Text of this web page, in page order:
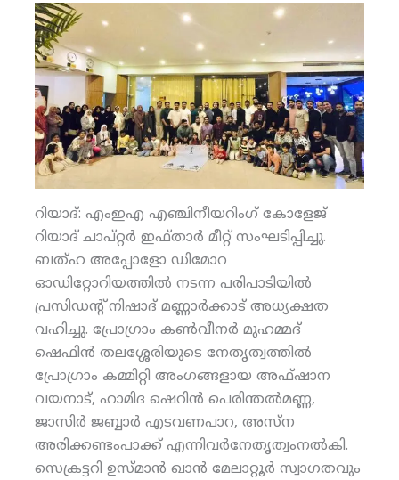
റിയാദ്: എംഇഎ എഞ്ചിനീയറിംഗ് കോളേജ്
റിയാദ് ചാപ്റ്റര്‍ ഇഫ്താര്‍ മീറ്റ് സംഘടിപ്പിച്ചു.
ബത്ഹ അപ്പോളോ ഡിമോറ
ഓഡിറ്റോറിയത്തില്‍ നടന്ന പരിപാടിയില്‍
പ്രസിഡന്റ് നിഷാദ് മണ്ണാര്‍ക്കാട് അധ്യക്ഷത
വഹിച്ചു. പ്രോഗ്രാം കണ്‍വീനര്‍ മുഹമ്മദ്
ഷെഫിന്‍ തലശ്ശേരിയുടെ നേതൃത്വത്തില്‍
പ്രോഗ്രാം കമ്മിറ്റി അംഗങ്ങളായ അഫ്ഷാന
വയനാട്, ഹാമിദ ഷെറിന്‍ പെരിന്തല്‍മണ്ണ,
ജാസിര്‍ ജബ്ബാര്‍ എടവണപാറ, അസ്‌ന
അരിക്കണ്ടംപാക്ക് എന്നിവര്‍നേതൃത്വംനല്‍കി.
സെക്രട്ടറി ഉസ്മാന്‍ ഖാന്‍ മേലാറ്റൂര്‍ സ്വാഗതവും